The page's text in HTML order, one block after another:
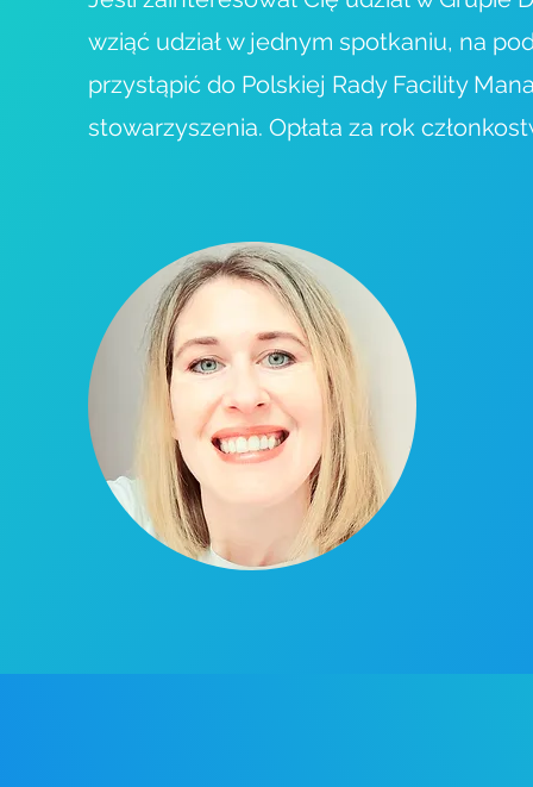
wziąć udział w jednym spotkaniu, na
przystąpić do Polskiej Rady Facility
stowarzyszenia. Opłata za rok